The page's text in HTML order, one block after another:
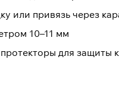
или привязь через
10–11 мм
для защиты